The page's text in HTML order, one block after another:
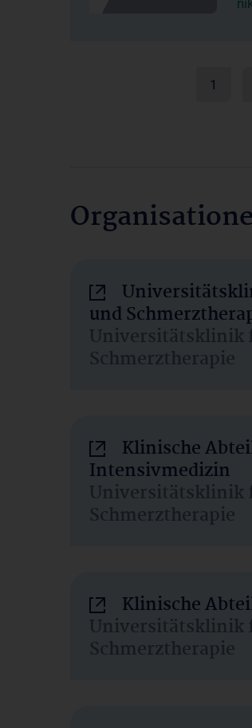
1
und
Universitätsklinik
Schmerztherapie
Klinische
Intensivmedizin
Universitätsklinik
Schmerztherapie
Klinische
Universitätsklinik
Schmerztherapie